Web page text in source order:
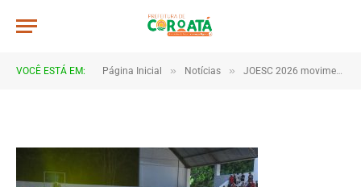
VOCÊ ESTÁ EM: Página Inicial » Notícias » JOESC 2026 movimenta escolas e reúne estudantes em grande celebração do esporte em Coroatá
JWR_8081